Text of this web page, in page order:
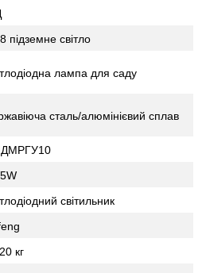
підземне світло
лампа для саду
сталь/алюмінієвий сплав
світильник
кг